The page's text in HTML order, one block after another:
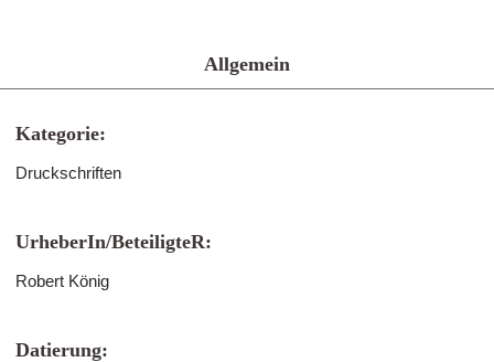
Allgemein
Kategorie:
Druckschriften
UrheberIn/BeteiligteR:
Robert König
Datierung: